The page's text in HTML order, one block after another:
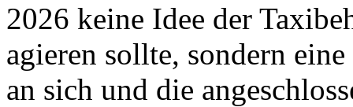
2026 keine Idee der
agieren sollte, sondern
an sich und die